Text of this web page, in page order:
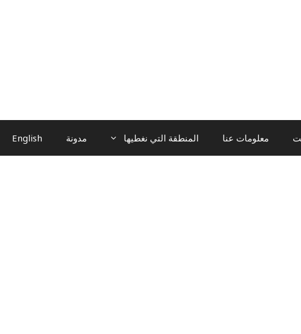
معلومات عنا المنطقة التي نغطيها مدونة English